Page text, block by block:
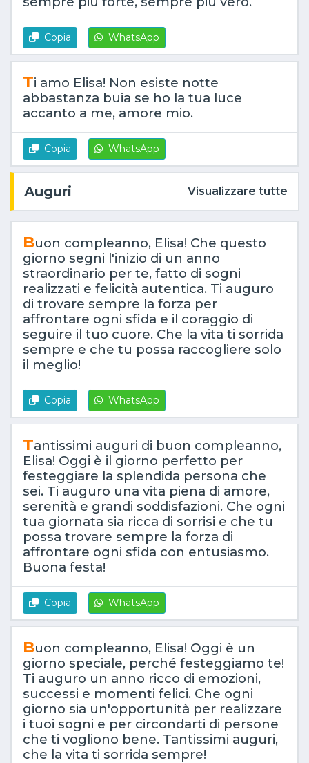
Copia WhatsApp
Ti amo Elisa! Non esiste notte
abbastanza buia se ho la tua luce
accanto a me, amore mio.
Copia WhatsApp
Auguri Visualizzare tutte
Buon compleanno, Elisa! Che questo
giorno segni l'inizio di un anno
straordinario per te, fatto di sogni
realizzati e felicità autentica. Ti auguro
di trovare sempre la forza per
affrontare ogni sfida e il coraggio di
seguire il tuo cuore. Che la vita ti sorrida
sempre e che tu possa raccogliere solo
il meglio!
Copia WhatsApp
Tantissimi auguri di buon compleanno,
Elisa! Oggi è il giorno perfetto per
festeggiare la splendida persona che
sei. Ti auguro una vita piena di amore,
serenità e grandi soddisfazioni. Che ogni
tua giornata sia ricca di sorrisi e che tu
possa trovare sempre la forza di
affrontare ogni sfida con entusiasmo.
Buona festa!
Copia WhatsApp
Buon compleanno, Elisa! Oggi è un
giorno speciale, perché festeggiamo te!
Ti auguro un anno ricco di emozioni,
successi e momenti felici. Che ogni
giorno sia un'opportunità per realizzare
i tuoi sogni e per circondarti di persone
che ti vogliono bene. Tantissimi auguri,
che la vita ti sorrida sempre!